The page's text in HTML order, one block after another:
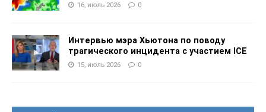
16, июль 2026 0
Интервью мэра Хьютона по поводу
трагического инцидента с участием ICE
15, июль 2026 0